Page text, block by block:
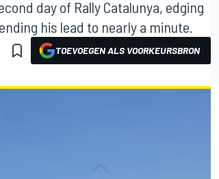
day of Rally Catalunya, edging
his lead to nearly a minute.
TOEVOEGEN ALS VOORKEURSBRON